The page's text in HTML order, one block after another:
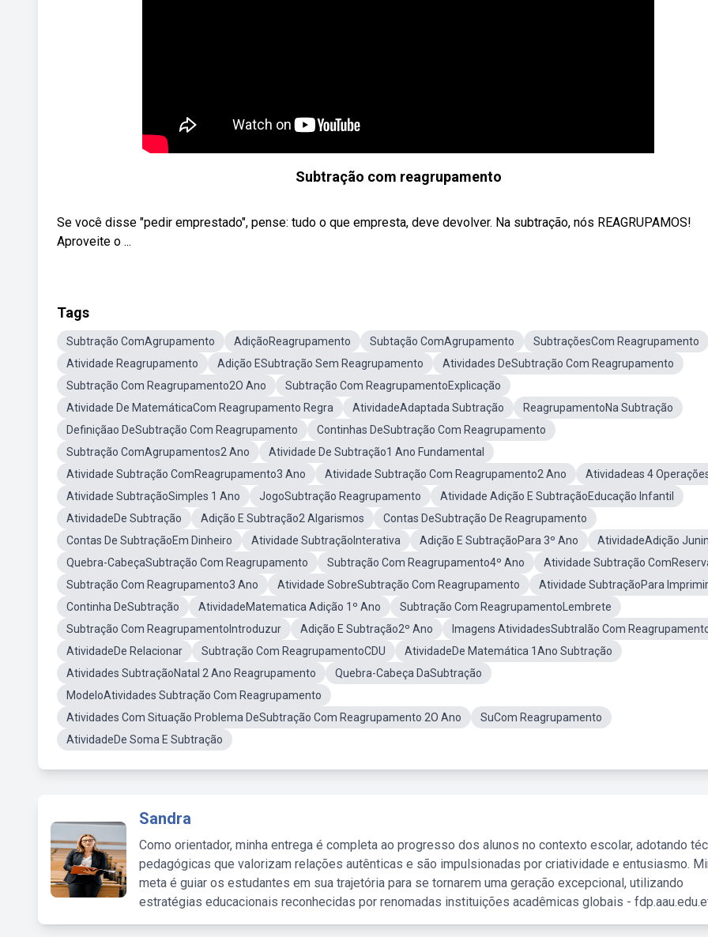
Subtração com reagrupamento
Se você disse "pedir emprestado", pense: tudo o que empresta, deve devolver. Na subtração, nós REAGRUPAMOS!
Aproveite o ...
Tags
Subtração ComAgrupamento AdiçãoReagrupamento Subtação ComAgrupamento
SubtraçõesCom Reagrupamento
Atividade Reagrupamento
Adição ESubtração Sem Reagrupamento
Atividades DeSubtração Com Reagrupamento
Subtração Com Reagrupamento2O Ano
Subtração Com ReagrupamentoExplicação
Atividade De MatemáticaCom Reagrupamento Regra
AtividadeAdaptada Subtração
ReagrupamentoNa Subtração
Definiçãao DeSubtração Com Reagrupamento
Continhas DeSubtração Com Reagrupamento
Subtração ComAgrupamentos2 Ano
Atividade De Subtração1 Ano Fundamental
Atividade Subtração ComReagrupamento3 Ano
Atividade Subtração Com Reagrupamento2 Ano
Atividadeas 4
Atividade SubtraçãoSimples 1 Ano
JogoSubtração Reagrupamento
Atividade Adição E SubtraçãoEducação Infantil
AtividadeDe Subtração
Adição E Subtração2 Algarismos
Contas DeSubtração De Reagrupamento
Contas De SubtraçãoEm Dinheiro
Atividade SubtraçãoInterativa Adição E SubtraçãoPara 3º Ano
AtividadeAdição
Quebra-CabeçaSubtração Com Reagrupamento
Subtração Com Reagrupamento4º Ano
Atividade Subtração
Subtração Com Reagrupamento3 Ano
Atividade SobreSubtração Com Reagrupamento
Atividade SubtraçãoPara Imprimir
Continha DeSubtração
AtividadeMatematica Adição 1º Ano
Subtração Com ReagrupamentoLembrete
Subtração Com ReagrupamentoIntroduzur
Adição E Subtração2º Ano
Imagens AtividadesSubtralão Com
AtividadeDe Relacionar
Subtração Com ReagrupamentoCDU
AtividadeDe Matemática 1Ano Subtração
Atividades SubtraçãoNatal 2 Ano Reagrupamento
Quebra-Cabeça DaSubtração
ModeloAtividades Subtração Com Reagrupamento
Atividades Com Situação Problema DeSubtração Com Reagrupamento 2O Ano
SuCom Reagrupamento
AtividadeDe Soma E Subtração
Sandra
Como orientador, minha entrega é completa ao progresso dos alunos no contexto escolar, adotando
pedagógicas que valorizam relações autênticas e são impulsionadas por criatividade e entusiasmo.
meta é guiar os estudantes em sua trajetória para se tornarem uma geração excepcional, utilizando
estratégias educacionais reconhecidas por renomadas instituições acadêmicas globais -